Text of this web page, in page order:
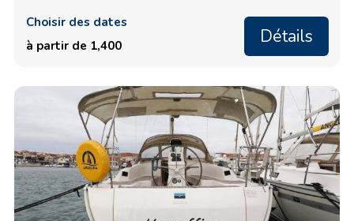
Choisir des dates
à partir de 1,400
Détails